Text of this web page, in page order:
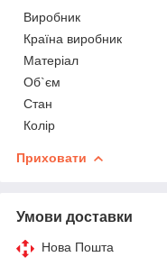
Виробник
Країна виробник
Матеріал
Об`єм
Стан
Колір
Приховати
Умови доставки
Нова Пошта